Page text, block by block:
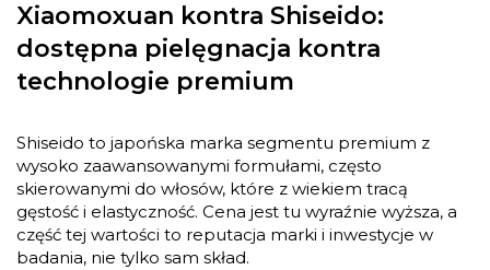
Xiaomoxuan kontra Shiseido:
dostępna pielęgnacja kontra
technologie premium
Shiseido to japońska marka segmentu premium z
wysoko zaawansowanymi formułami, często
skierowanymi do włosów, które z wiekiem tracą
gęstość i elastyczność. Cena jest tu wyraźnie wyższa, a
część tej wartości to reputacja marki i inwestycje w
badania, nie tylko sam skład.